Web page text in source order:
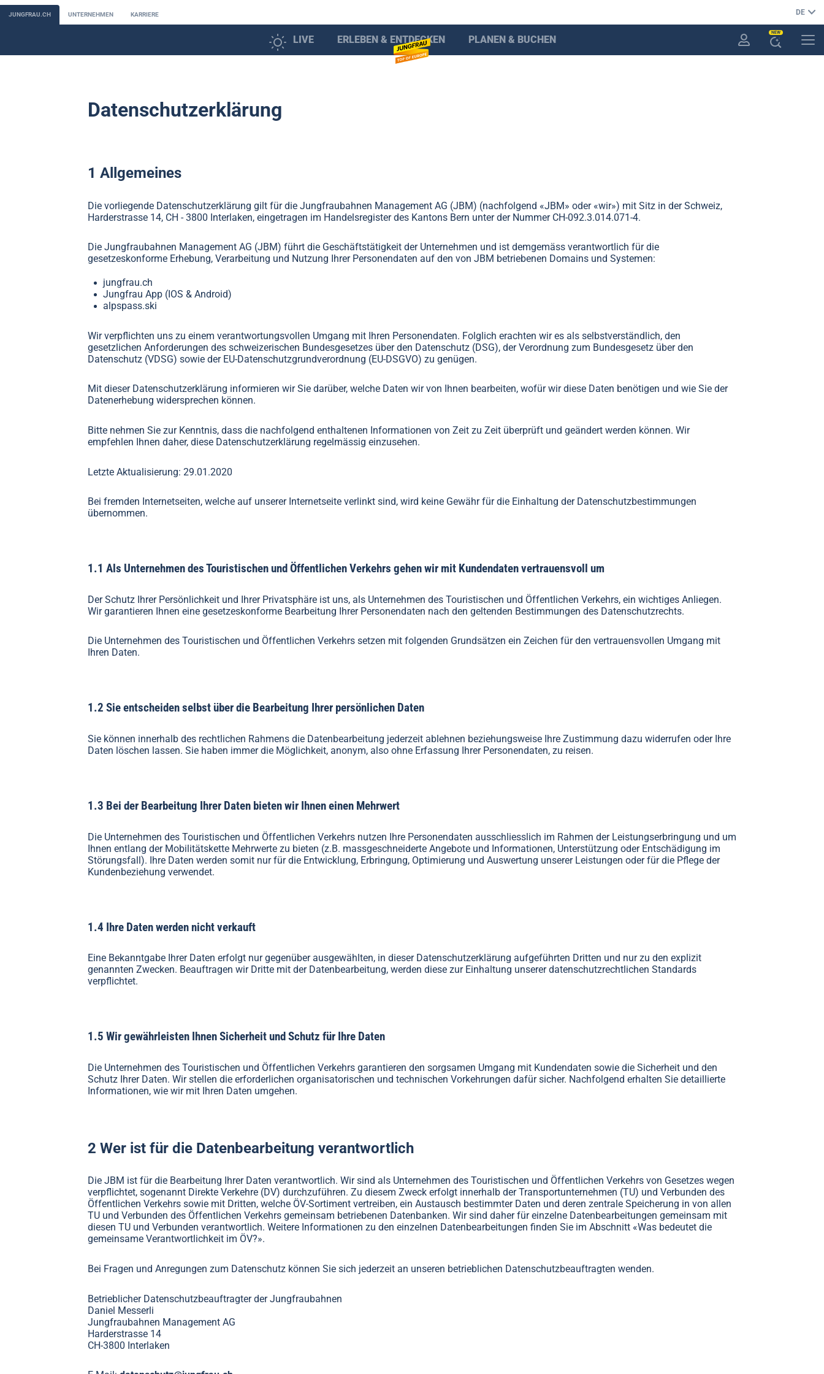
JUNGFRAU.CH UNTERNEHMEN KARRIERE DE
LIVE ERLEBEN & ENTDECKEN PLANEN & BUCHEN
NEW
Datenschutzerklärung
1 Allgemeines
Die vorliegende Datenschutzerklärung gilt für die Jungfraubahnen Management AG (JBM) (nachfolgend «JBM» oder «wir») mit Sitz in der Schweiz,
Harderstrasse 14, CH - 3800 Interlaken, eingetragen im Handelsregister des Kantons Bern unter der Nummer CH-092.3.014.071-4.
Die Jungfraubahnen Management AG (JBM) führt die Geschäftstätigkeit der Unternehmen und ist demgemäss verantwortlich für die
gesetzeskonforme Erhebung, Verarbeitung und Nutzung Ihrer Personendaten auf den von JBM betriebenen Domains und Systemen:
jungfrau.ch
Jungfrau App (IOS & Android)
alpspass.ski
Wir verpflichten uns zu einem verantwortungsvollen Umgang mit Ihren Personendaten. Folglich erachten wir es als selbstverständlich, den
gesetzlichen Anforderungen des schweizerischen Bundesgesetzes über den Datenschutz (DSG), der Verordnung zum Bundesgesetz über den
Datenschutz (VDSG) sowie der EU-Datenschutzgrundverordnung (EU-DSGVO) zu genügen.
Mit dieser Datenschutzerklärung informieren wir Sie darüber, welche Daten wir von Ihnen bearbeiten, wofür wir diese Daten benötigen und wie Sie der
Datenerhebung widersprechen können.
Bitte nehmen Sie zur Kenntnis, dass die nachfolgend enthaltenen Informationen von Zeit zu Zeit überprüft und geändert werden können. Wir
empfehlen Ihnen daher, diese Datenschutzerklärung regelmässig einzusehen.
Letzte Aktualisierung: 29.01.2020
Bei fremden Internetseiten, welche auf unserer Internetseite verlinkt sind, wird keine Gewähr für die Einhaltung der Datenschutzbestimmungen
übernommen.
1.1 Als Unternehmen des Touristischen und Öffentlichen Verkehrs gehen wir mit Kundendaten vertrauensvoll um
Der Schutz Ihrer Persönlichkeit und Ihrer Privatsphäre ist uns, als Unternehmen des Touristischen und Öffentlichen Verkehrs, ein wichtiges Anliegen.
Wir garantieren Ihnen eine gesetzeskonforme Bearbeitung Ihrer Personendaten nach den geltenden Bestimmungen des Datenschutzrechts.
Die Unternehmen des Touristischen und Öffentlichen Verkehrs setzen mit folgenden Grundsätzen ein Zeichen für den vertrauensvollen Umgang mit
Ihren Daten.
1.2 Sie entscheiden selbst über die Bearbeitung Ihrer persönlichen Daten
Sie können innerhalb des rechtlichen Rahmens die Datenbearbeitung jederzeit ablehnen beziehungsweise Ihre Zustimmung dazu widerrufen oder Ihre
Daten löschen lassen. Sie haben immer die Möglichkeit, anonym, also ohne Erfassung Ihrer Personendaten, zu reisen.
1.3 Bei der Bearbeitung Ihrer Daten bieten wir Ihnen einen Mehrwert
Die Unternehmen des Touristischen und Öffentlichen Verkehrs nutzen Ihre Personendaten ausschliesslich im Rahmen der Leistungserbringung und um
Ihnen entlang der Mobilitätskette Mehrwerte zu bieten (z.B. massgeschneiderte Angebote und Informationen, Unterstützung oder Entschädigung im
Störungsfall). Ihre Daten werden somit nur für die Entwicklung, Erbringung, Optimierung und Auswertung unserer Leistungen oder für die Pflege der
Kundenbeziehung verwendet.
1.4 Ihre Daten werden nicht verkauft
Eine Bekanntgabe Ihrer Daten erfolgt nur gegenüber ausgewählten, in dieser Datenschutzerklärung aufgeführten Dritten und nur zu den explizit
genannten Zwecken. Beauftragen wir Dritte mit der Datenbearbeitung, werden diese zur Einhaltung unserer datenschutzrechtlichen Standards
verpflichtet.
1.5 Wir gewährleisten Ihnen Sicherheit und Schutz für Ihre Daten
Die Unternehmen des Touristischen und Öffentlichen Verkehrs garantieren den sorgsamen Umgang mit Kundendaten sowie die Sicherheit und den
Schutz Ihrer Daten. Wir stellen die erforderlichen organisatorischen und technischen Vorkehrungen dafür sicher. Nachfolgend erhalten Sie detaillierte
Informationen, wie wir mit Ihren Daten umgehen.
2 Wer ist für die Datenbearbeitung verantwortlich
Die JBM ist für die Bearbeitung Ihrer Daten verantwortlich. Wir sind als Unternehmen des Touristischen und Öffentlichen Verkehrs von Gesetzes wegen
verpflichtet, sogenannt Direkte Verkehre (DV) durchzuführen. Zu diesem Zweck erfolgt innerhalb der Transportunternehmen (TU) und Verbunden des
Öffentlichen Verkehrs sowie mit Dritten, welche ÖV-Sortiment vertreiben, ein Austausch bestimmter Daten und deren zentrale Speicherung in von allen
TU und Verbunden des Öffentlichen Verkehrs gemeinsam betriebenen Datenbanken. Wir sind daher für einzelne Datenbearbeitungen gemeinsam mit
diesen TU und Verbunden verantwortlich. Weitere Informationen zu den einzelnen Datenbearbeitungen finden Sie im Abschnitt «Was bedeutet die
gemeinsame Verantwortlichkeit im ÖV?».
Bei Fragen und Anregungen zum Datenschutz können Sie sich jederzeit an unseren betrieblichen Datenschutzbeauftragten wenden.
Betrieblicher Datenschutzbeauftragter der Jungfraubahnen
Daniel Messerli
Jungfraubahnen Management AG
Harderstrasse 14
CH-3800 Interlaken